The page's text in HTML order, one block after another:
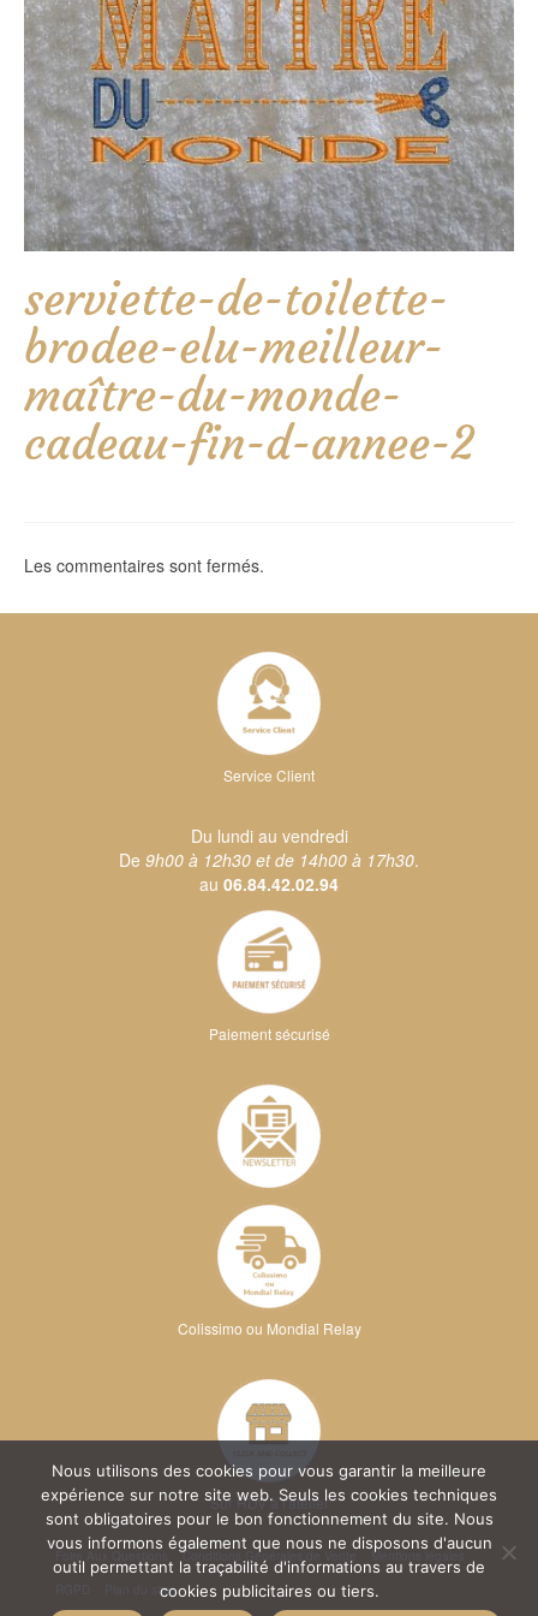
serviette-de-toilette-
brodee-elu-meilleur-
maître-du-monde-
cadeau-fin-d-annee-2
Les commentaires sont fermés.
Service Client
Du lundi au vendredi
De 9h00 à 12h30 et de 14h00 à 17h30.
au 06.84.42.02.94
Paiement sécurisé
Colissimo ou Mondial Relay
Sur RDV à l'atelier
Conditions Générales de Vente
Mentions légales
Plan du site
Nous utilisons des cookies pour vous garantir la meilleure
expérience sur notre site web. Seuls les cookies techniques
sont obligatoires pour le bon fonctionnement du site. Nous
vous informons également que nous ne disposons d'aucun
outil permettant la traçabilité d'informations au travers de
cookies publicitaires ou tiers.